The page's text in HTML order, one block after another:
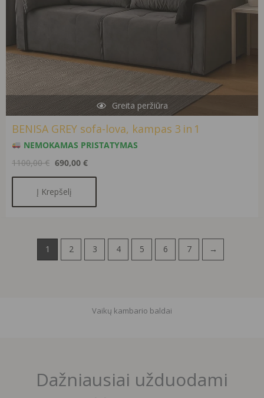
Greita peržiūra
BENISA GREY sofa-lova, kampas 3 in 1
NEMOKAMAS PRISTATYMAS
1100,00€ 690,00 €
Į Krepšelį
1 2 3 4 5 6 7 →
Vaikų kambario baldai
Dažniausiai užduodami